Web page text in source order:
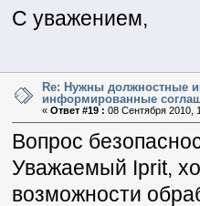
С уважением,
Re: Нужны должностные
информированные
« Ответ #19 : 08 Сентября 2010,
Вопрос
Уважаемый Iprit,
возможности